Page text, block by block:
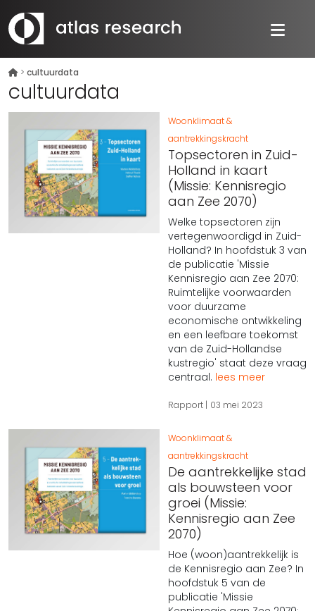
> cultuurdata
cultuurdata
Woonklimaat &
aantrekkingskracht
Topsectoren in Zuid-
Holland in kaart
(Missie: Kennisregio
aan Zee 2070)
Welke topsectoren zijn
vertegenwoordigd in Zuid-
Holland? In hoofdstuk 3 van
de publicatie 'Missie
Kennisregio aan Zee 2070:
Ruimtelijke voorwaarden
voor duurzame
economische ontwikkeling
en een leefbare toekomst
van de Zuid-Hollandse
kustregio' staat deze vraag
centraal. lees meer
Rapport 03 mei 2023
Woonklimaat &
aantrekkingskracht
De aantrekkelijke stad
als bouwsteen voor
groei (Missie:
Kennisregio aan Zee
2070)
Hoe (woon)aantrekkelijk is
de Kennisregio aan Zee? In
hoofdstuk 5 van de
publicatie 'Missie